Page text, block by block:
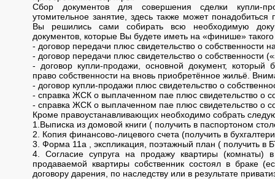
Сбор документов для совершения сделки купли-
утомительное занятие, здесь также может
Вы решились сами собирать всю необходимую
документов, которые Вы будете иметь на «финише»
- договор передачи плюс свидетельство о собственности
- договор передачи плюс свидетельство о собственности
- договор купли-продажи, основной документ, который
право собственности на вновь приобретённое жильё.
- договор купли-продажи плюс свидетельство о
- справка ЖСК о выплаченном пае плюс свидетельство о
- справка ЖСК о выплаченном пае плюс свидетельство о
Кроме правоустанавливающих необходимо собрать
1.Выписка из домовой книги ( получить в паспортоном
2. Копия финансово-лицевого счета (получить в
3. Форма 11а , экспликация, поэтажный план ( получить в
4. Согласие супруга на продажу квартиры (комнаты)
продаваемой квартиры собственник состоял в браке
договору дарения, по наследству или в результате